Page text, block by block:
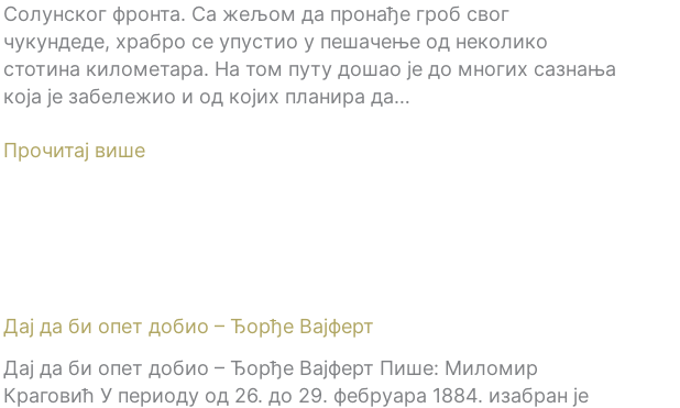
Солунског фронта. Са жељом да пронађе гроб свог
чукундеде, храбро се упустио у пешачење од неколико
стотина километара. На том путу дошао је до многих сазнања
која је забележио и од којих планира да…
Прочитај више
Дај да би опет добио – Ђорђе Вајферт
Дај да би опет добио – Ђорђе Вајферт Пише: Миломир
Краговић У периоду од 26. до 29. фебруара 1884. изабран је